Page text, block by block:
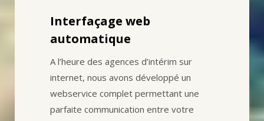
Interfaçage web
automatique
A l’heure des agences d’intérim sur
internet, nous avons développé un
webservice complet permettant une
parfaite communication entre votre